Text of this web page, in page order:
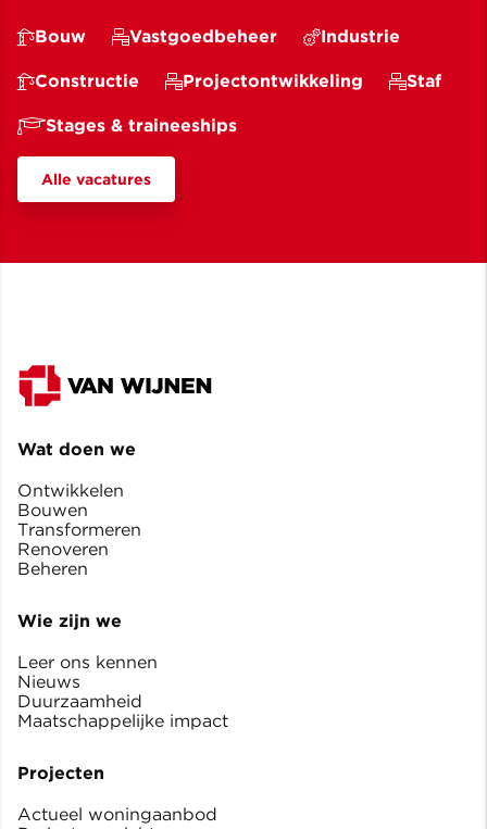
Bouw Vastgoedbeheer Industrie
Constructie Projectontwikkeling Staf
Stages & traineeships
Alle vacatures
Wat doen we
Ontwikkelen
Bouwen
Transformeren
Renoveren
Beheren
Wie zijn we
Leer ons kennen
Nieuws
Duurzaamheid
Maatschappelijke impact
Projecten
Actueel woningaanbod